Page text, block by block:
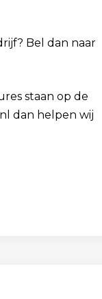
Bel dan naar
staan op de
dan helpen wij